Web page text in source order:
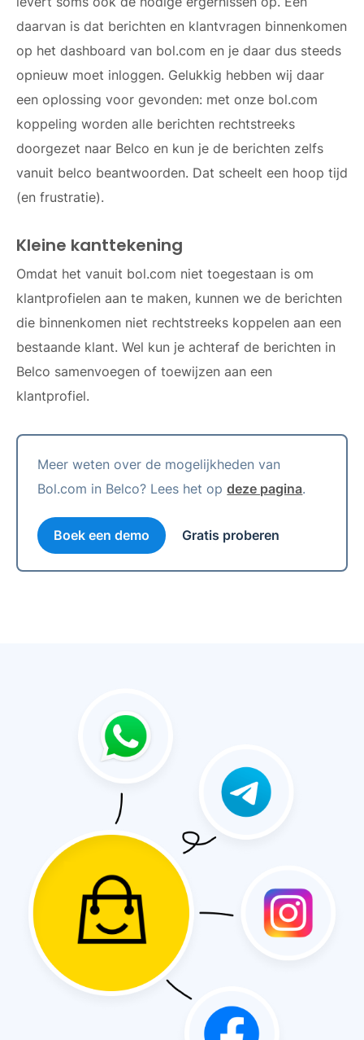
daarvan is dat berichten en klantvragen binnenkomen
op het dashboard van bol.com en je daar dus steeds
opnieuw moet inloggen. Gelukkig hebben wij daar
een oplossing voor gevonden: met onze bol.com
koppeling worden alle berichten rechtstreeks
doorgezet naar Belco en kun je de berichten zelfs
vanuit belco beantwoorden. Dat scheelt een hoop tijd
(en frustratie).
Kleine kanttekening
Omdat het vanuit bol.com niet toegestaan is om
klantprofielen aan te maken, kunnen we de berichten
die binnenkomen niet rechtstreeks koppelen aan een
bestaande klant. Wel kun je achteraf de berichten in
Belco samenvoegen of toewijzen aan een
klantprofiel.
Meer weten over de mogelijkheden van
Bol.com in Belco? Lees het opdeze pagina.
Boek een demo Gratis proberen